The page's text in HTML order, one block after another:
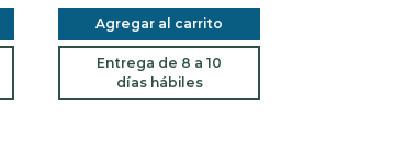
Agregar al carrito
Entrega de 8 a 10
días hábiles